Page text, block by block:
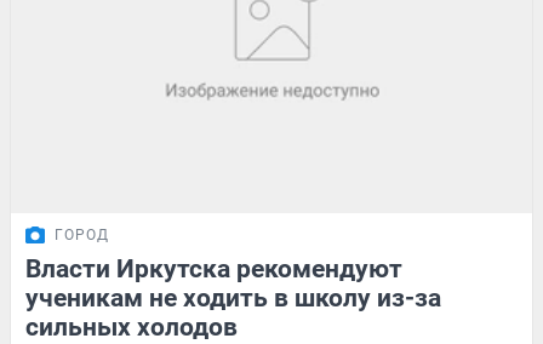
ГОРОД
Власти Иркутска рекомендуют
ученикам не ходить в школу из-за
сильных холодов